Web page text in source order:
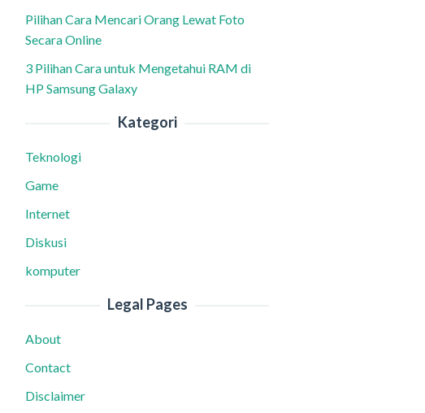
Pilihan Cara Mencari Orang Lewat Foto
Secara Online
3 Pilihan Cara untuk Mengetahui RAM di
HP Samsung Galaxy
Kategori
Teknologi
Game
Internet
Diskusi
komputer
Legal Pages
About
Contact
Disclaimer